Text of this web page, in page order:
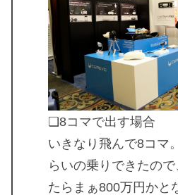
❏8コマで出す場合
いきなり飛んで8コマ
らいの乗りできたの
たらまぁ800万円かと